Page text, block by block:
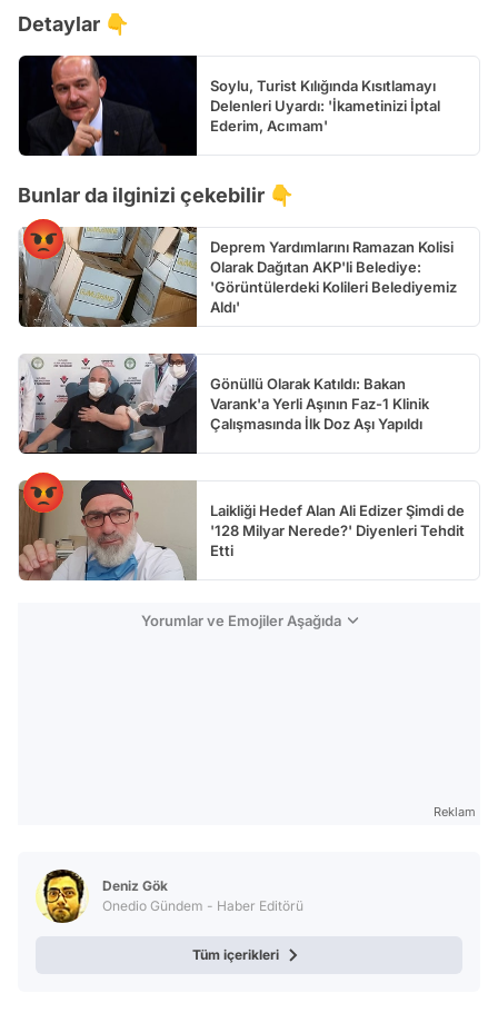
Detaylar 👇
Soylu, Turist Kılığında Kısıtlamayı
Delenleri Uyardı: 'İkametinizi İptal
Ederim, Acımam'
Bunlar da ilginizi çekebilir 👇
Deprem Yardımlarını Ramazan Kolisi
Olarak Dağıtan AKP'li Belediye:
'Görüntülerdeki Kolileri Belediyemiz
Aldı'
Gönüllü Olarak Katıldı: Bakan
Varank'a Yerli Aşının Faz-1 Klinik
Çalışmasında İlk Doz Aşı Yapıldı
Laikliği Hedef Alan Ali Edizer Şimdi de
'128 Milyar Nerede?' Diyenleri Tehdit
Etti
Yorumlar ve Emojiler Aşağıda
Reklam
Deniz Gök
Onedio Gündem - Haber Editörü
Tüm içerikleri